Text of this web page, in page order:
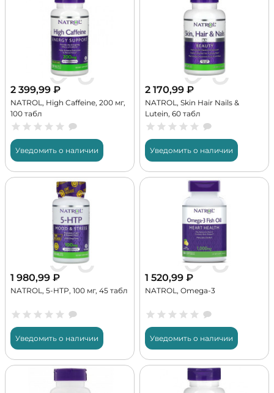
2 399,99 ₽
NATROL, High Caffeine, 200 мг,
100 табл
Уведомить о наличии
2 170,99 ₽
NATROL, Skin Hair Nails &
Lutein, 60 табл
Уведомить о наличии
1 980,99 ₽
NATROL, 5-HTP, 100 мг, 45 табл
Уведомить о наличии
1 520,99 ₽
NATROL, Omega-3
Уведомить о наличии